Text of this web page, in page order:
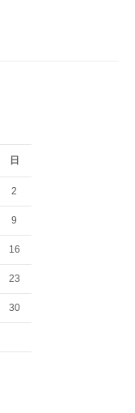
日
2
9
16
23
30